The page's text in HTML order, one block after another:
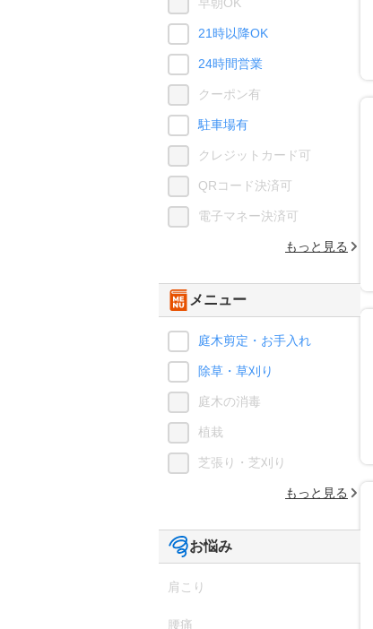
21時以降OK
24時間営業
クーポン有
駐車場有
クレジットカード可
QRコード決済可
電子マネー決済可
もっと見る
メニュー
庭木剪定・お手入れ
除草・草刈り
庭木の消毒
植栽
芝張り・芝刈り
もっと見る
お悩み
肩こり
腰痛